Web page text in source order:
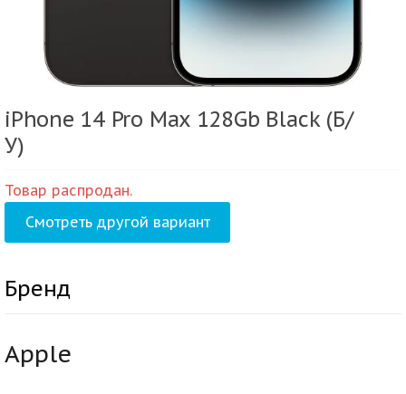
iPhone 14 Pro Max 128Gb Black (Б/
У)
Товар распродан.
Смотреть другой вариант
Бренд
Apple